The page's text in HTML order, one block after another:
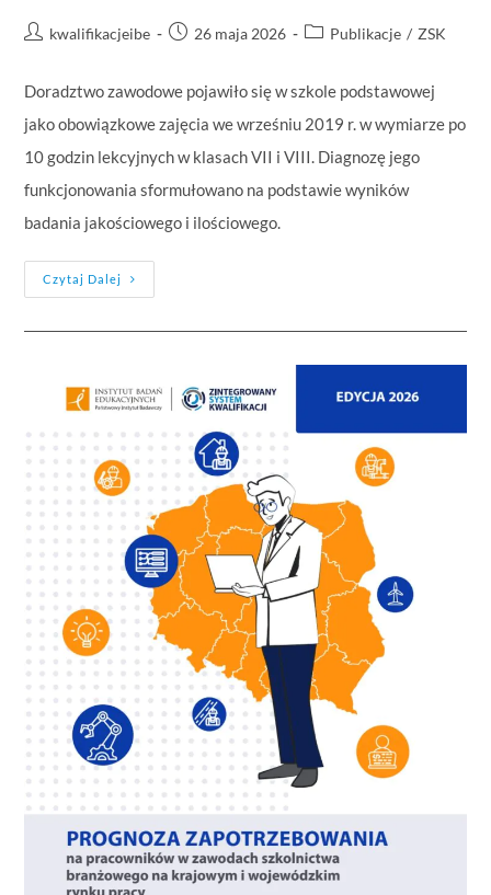
kwalifikacjeibe 26 maja 2026 Publikacje / ZSK
Doradztwo zawodowe pojawiło się w szkole podstawowej
jako obowiązkowe zajęcia we wrześniu 2019 r. w wymiarze po
10 godzin lekcyjnych w klasach VII i VIII. Diagnozę jego
funkcjonowania sformułowano na podstawie wyników
badania jakościowego i ilościowego.
Czytaj Dalej